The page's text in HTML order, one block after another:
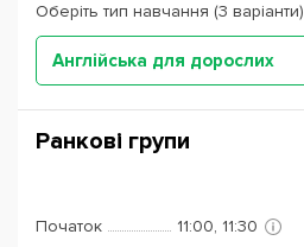
Оберіть тип навчання (3 варіанти)
Англійська для дорослих
Ранкові групи
Початок
11:00, 11:30